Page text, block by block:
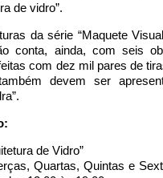
de vidro”.
da série “Maquete
conta, ainda, com seis
com dez mil pares de
devem ser
de Vidro”
Quartas, Quintas e